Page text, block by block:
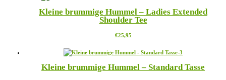
Varianten
auf.
Optionen
auf
Produktseite
Kleine brummige Hummel – Ladies Extended
Shoulder Tee
€25,95Dieses
weist
Varianten
Kleine brummige Hummel – Standard Tasse